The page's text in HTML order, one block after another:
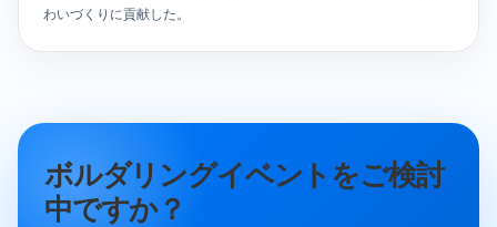
わいづくりに貢献した。
ボルダリングイベントをご検討
中ですか？